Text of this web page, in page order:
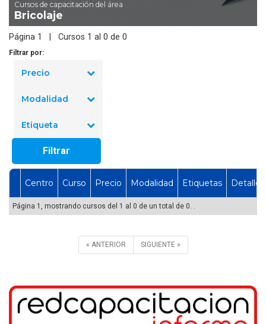
Cursos de capacitación del área
Bricolaje
Página 1 | Cursos 1 al 0 de 0
Filtrar por:
Precio
Modalidad
Etiqueta
Filtrar
Centro Curso Precio Modalidad Etiquetas Detalles
Página 1, mostrando cursos del 1 al 0 de un total de 0. .
« ANTERIOR SIGUIENTE »